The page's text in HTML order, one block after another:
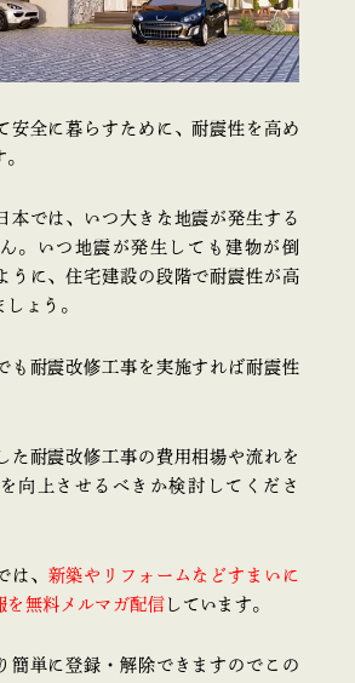
安全に暮らすために、耐震性を高め
本では、いつ大きな地震が発生する
。いつ地震が発生しても建物が倒
うに、住宅建設の段階で耐震性が高
ょう。
も耐震改修工事を実施すれば耐震性
た耐震改修工事の費用相場や流れを
向上させるべきか検討してくださ
は、 新築やリフォームなどすまいに
を無料メルマガ配信 しています。
簡単に登録・解除できますのでこの